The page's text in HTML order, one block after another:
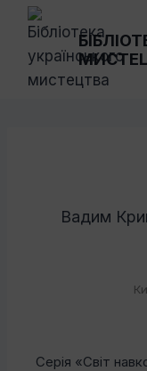
Перейти
вмісту
Вадим
Серія «Світ